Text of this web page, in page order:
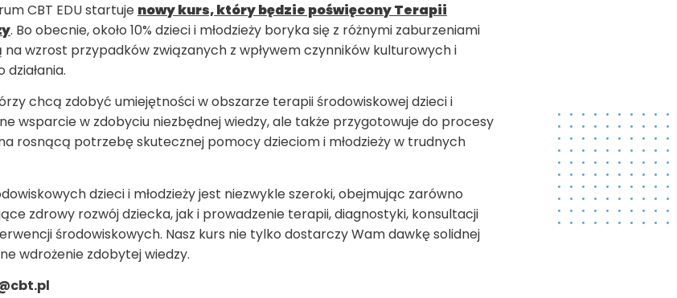
CBT EDU startuje nowy kurs, który będzie poświęcony Terapii
. Bo obecnie, około 10% dzieci i młodzieży boryka się z różnymi zaburzeniami
wzrost przypadków związanych z wpływem czynników kulturowych i
chcą zdobyć umiejętności w obszarze terapii środowiskowej dzieci i
wsparcie w zdobyciu niezbędnej wiedzy, ale także przygotowuje do procesy
rosnącą potrzebę skutecznej pomocy dzieciom i młodzieży w trudnych
dzieci i młodzieży jest niezwykle szeroki, obejmując zarówno
zdrowy rozwój dziecka, jak i prowadzenie terapii, diagnostyki, konsultacji
środowiskowych. Nasz kurs nie tylko dostarczy Wam dawkę solidnej
wdrożenie zdobytej wiedzy.